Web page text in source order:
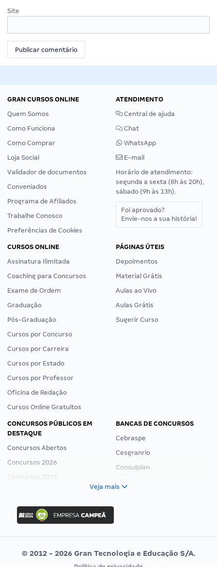
Site
GRAN CURSOS ONLINE
Quem Somos
Como Funciona
Como Comprar
Loja Social
Validador de documentos
Conveniados
Programa de Afiliados
Trabalhe Conosco
Preferências de Cookies
ATENDIMENTO
Central de ajuda
Chat
WhatsApp
E-mail
Horário de atendimento:
segunda a sexta (8h às 20h),
sábado (9h às 13h).
Foi aprovado?
Envie-nos a sua história!
CURSOS ONLINE
Assinatura Ilimitada
Coaching para Concursos
Exame de Ordem
Graduação
Pós-Graduação
Cursos por Concurso
Cursos por Carreira
Cursos por Estado
Cursos por Professor
Oficina de Redação
Cursos Online Gratuitos
PÁGINAS ÚTEIS
Depoimentos
Material Grátis
Aulas ao Vivo
Aulas Grátis
Sugerir Curso
CONCURSOS PÚBLICOS EM
DESTAQUE
Concursos Abertos
Concursos 2026
Concursos 2025
Concurso Ibama
Concurso MPU
Editais publicados
BANCAS DE CONCURSOS
Cebraspe
Cesgranrio
Consulplan
Vunesp
Veja mais
© 2012 - 2026 Gran Tecnologia e Educação S/A.